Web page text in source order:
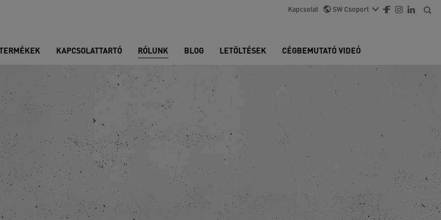
Kapcsolat SW Csoport
KAPCSOLATTARTÓ RÓLUNK BLOG LETÖLTÉSEK CÉGBEMUTATÓ VIDEÓ